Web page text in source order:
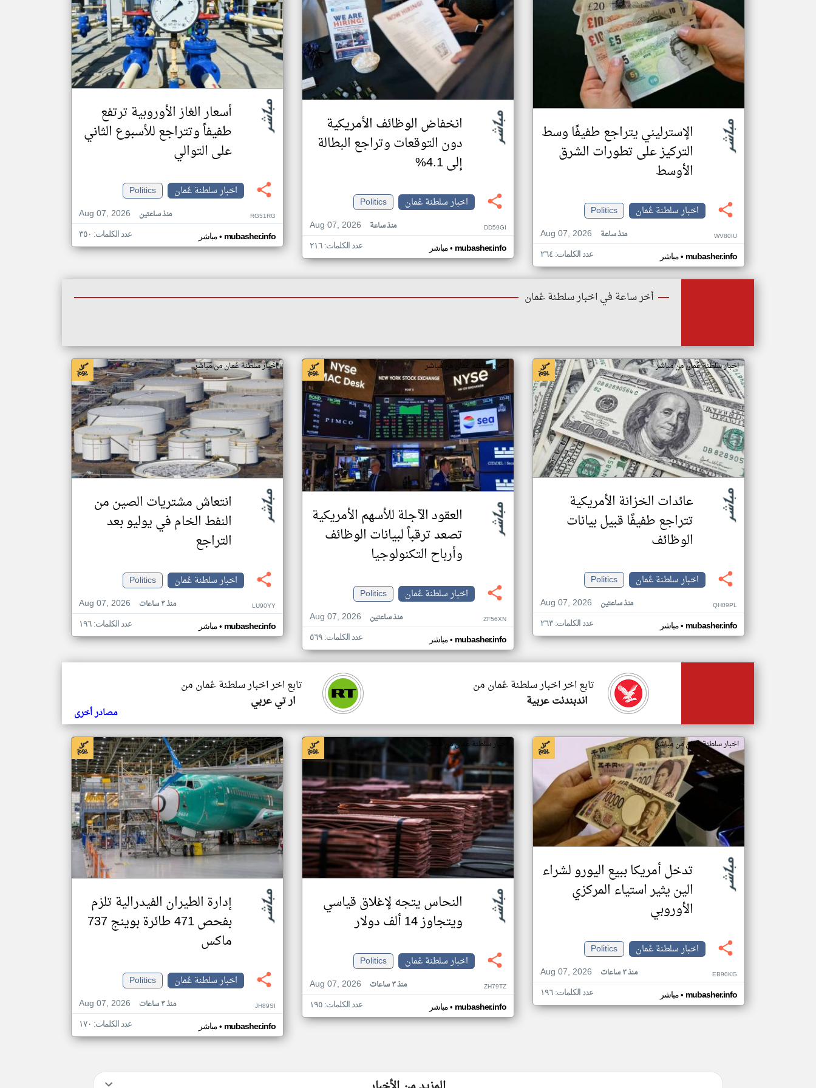
الإسترليني يتراجع طفيفًا وسط
التركيز على تطورات الشرق
الأوسط
اخبار سلطنة عُمان
Politics
Aug 07, 2026
منذ ساعة WV80IU
مباشر• mubasher.info عدد الكلمات: ٢٦٤
انخفاض الوظائف الأمريكية
دون التوقعات وتراجع البطالة
إلى 4.1%
اخبار سلطنة عُمان
Politics
Aug 07, 2026
منذ ساعة DD59GI
مباشر• mubasher.info عدد الكلمات: ٢١٦
أسعار الغاز الأوروبية ترتفع
طفيفاً وتتراجع للأسبوع الثاني
على التوالي
اخبار سلطنة عُمان
Politics
Aug 07, 2026
منذ ساعتين RG51RG
مباشر• mubasher.info عدد الكلمات: ٣٥٠
أخر ساعة في اخبار سلطنة عُمان
اخبار سلطنة عُمان من مباشر
عائدات الخزانة الأمريكية
تتراجع طفيفًا قبيل بيانات
الوظائف
اخبار سلطنة عُمان
Politics
Aug 07, 2026
منذ ساعتين QH09PL
مباشر• mubasher.info عدد الكلمات: ٢٦٣
اخبار سلطنة عُمان من مباشر
العقود الآجلة للأسهم الأمريكية
تصعد ترقباً لبيانات الوظائف
وأرباح التكنولوجيا
اخبار سلطنة عُمان
Politics
Aug 07, 2026
منذ ساعتين ZF56XN
مباشر• mubasher.info عدد الكلمات: ٥٦٩
اخبار سلطنة عُمان من مباشر
انتعاش مشتريات الصين من
النفط الخام في يوليو بعد
التراجع
اخبار سلطنة عُمان
Politics
Aug 07, 2026
منذ ٣ ساعات LU90YY
مباشر• mubasher.info عدد الكلمات: ١٩٦
تابع اخر اخبار سلطنة عُمان من
ار تي عربي
تابع اخر اخبار سلطنة عُمان من
اندبندنت عربية
مصادر أخرى
اخبار سلطنة عُمان من مباشر
تدخل أمريكا ببيع اليورو لشراء
الين يثير استياء المركزي
الأوروبي
اخبار سلطنة عُمان
Politics
Aug 07, 2026
منذ ٣ ساعات EB90KG
مباشر• mubasher.info عدد الكلمات: ١٩٦
اخبار سلطنة عُمان من مباشر
النحاس يتجه لإغلاق قياسي
ويتجاوز 14 ألف دولار
اخبار سلطنة عُمان
Politics
Aug 07, 2026
منذ ٣ ساعات ZH79TZ
مباشر• mubasher.info عدد الكلمات: ١٩٥
اخبار سلطنة عُمان من مباشر
إدارة الطيران الفيدرالية تلزم
بفحص 471 طائرة بوينج 737
ماكس
اخبار سلطنة عُمان
Politics
Aug 07, 2026
منذ ٣ ساعات JH89SI
مباشر• mubasher.info عدد الكلمات: ١٧٠